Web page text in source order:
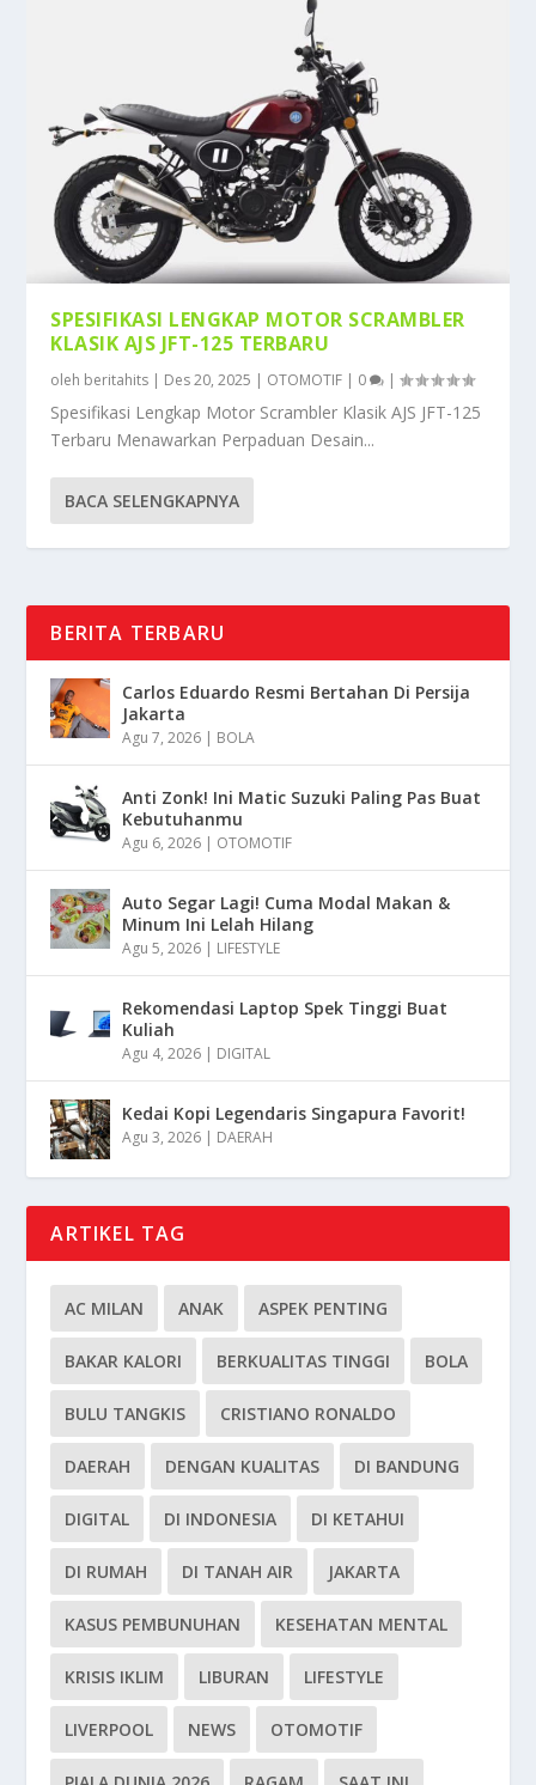
SPESIFIKASI LENGKAP MOTOR SCRAMBLER
KLASIK AJS JFT-125 TERBARU
oleh beritahits | Des 20, 2025 | OTOMOTIF | 0 |
Spesifikasi Lengkap Motor Scrambler Klasik AJS JFT-125
Terbaru Menawarkan Perpaduan Desain...
BACA SELENGKAPNYA
BERITA TERBARU
Carlos Eduardo Resmi Bertahan Di Persija
Jakarta
Agu 7, 2026 | BOLA
Anti Zonk! Ini Matic Suzuki Paling Pas Buat
Kebutuhanmu
Agu 6, 2026 | OTOMOTIF
Auto Segar Lagi! Cuma Modal Makan &
Minum Ini Lelah Hilang
Agu 5, 2026 | LIFESTYLE
Rekomendasi Laptop Spek Tinggi Buat
Kuliah
Agu 4, 2026 | DIGITAL
Kedai Kopi Legendaris Singapura Favorit!
Agu 3, 2026 | DAERAH
ARTIKEL TAG
AC MILAN ANAK ASPEK PENTING
BAKAR KALORI BERKUALITAS TINGGI BOLA
BULU TANGKIS CRISTIANO RONALDO
DAERAH DENGAN KUALITAS DI BANDUNG
DIGITAL DI INDONESIA DI KETAHUI
DI RUMAH DI TANAH AIR JAKARTA
KASUS PEMBUNUHAN KESEHATAN MENTAL
KRISIS IKLIM LIBURAN LIFESTYLE
LIVERPOOL NEWS OTOMOTIF